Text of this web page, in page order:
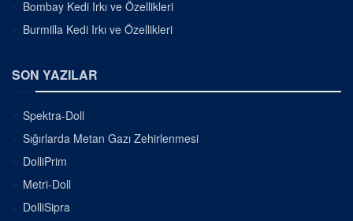
Bombay Kedi Irkı ve Özellikleri
Burmilla Kedi Irkı ve Özellikleri
SON YAZILAR
Spektra-Doll
Sığırlarda Metan Gazı Zehirlenmesi
DolliPrim
Metri-Doll
DolliSipra